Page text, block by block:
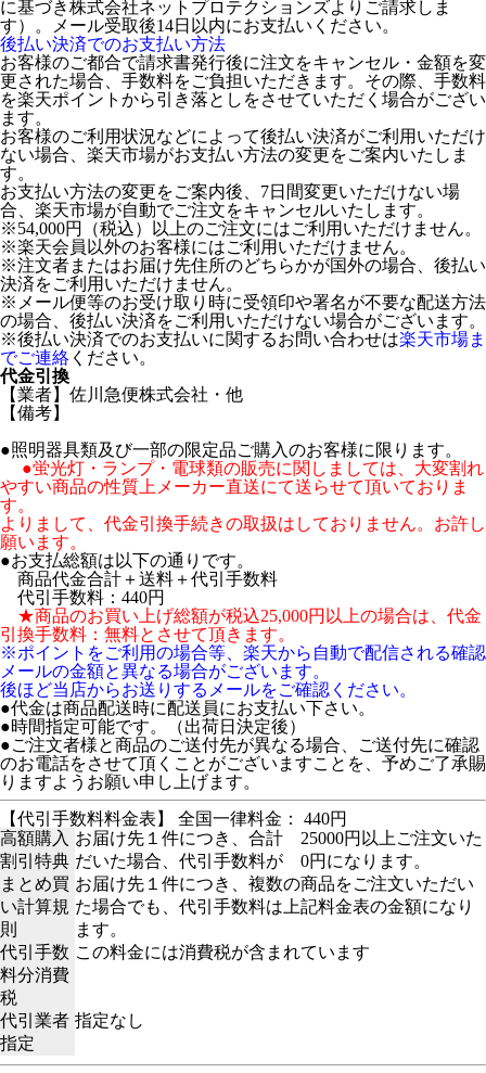
に基づき株式会社ネットプロテクションズよりご請求しま
す）。メール受取後14日以内にお支払いください。
後払い決済でのお支払い方法
お客様のご都合で請求書発行後に注文をキャンセル・金額を変
更された場合、手数料をご負担いただきます。その際、手数料
を楽天ポイントから引き落としをさせていただく場合がござい
ます。
お客様のご利用状況などによって後払い決済がご利用いただけ
ない場合、楽天市場がお支払い方法の変更をご案内いたしま
す。
お支払い方法の変更をご案内後、7日間変更いただけない場
合、楽天市場が自動でご注文をキャンセルいたします。
※54,000円（税込）以上のご注文にはご利用いただけません。
※楽天会員以外のお客様にはご利用いただけません。
※注文者またはお届け先住所のどちらかが国外の場合、後払い
決済をご利用いただけません。
※メール便等のお受け取り時に受領印や署名が不要な配送方法
の場合、後払い決済をご利用いただけない場合がございます。
※後払い決済でのお支払いに関するお問い合わせは楽天市場ま
でご連絡 ください。
代金引換
【業者】佐川急便株式会社・他
【備考】
●照明器具類及び一部の限定品ご購入のお客様に限ります。
●蛍光灯・ランプ・電球類の販売に関しましては、大変割れ
やすい商品の性質上メーカー直送にて送らせて頂いておりま
す。
よりまして、代金引換手続きの取扱はしておりません。お許し
願います。
●お支払総額は以下の通りです。
商品代金合計＋送料＋代引手数料
代引手数料：440円
★商品のお買い上げ総額が税込25,000円以上の場合は、代金
引換手数料：無料とさせて頂きます。
※ポイントをご利用の場合等、楽天から自動で配信される確認
メールの金額と異なる場合がございます。
後ほど当店からお送りするメールをご確認ください。
●代金は商品配送時に配送員にお支払い下さい。
●時間指定可能です。（出荷日決定後）
●ご注文者様と商品のご送付先が異なる場合、ご送付先に確認
のお電話をさせて頂くことがございますことを、予めご了承賜
りますようお願い申し上げます。
【代引手数料料金表】 全国一律料金： 440円
高額購入
割引特典
お届け先１件につき、合計 25000円以上ご注文いた
だいた場合、代引手数料が 0円になります。
まとめ買
い計算規
則
お届け先１件につき、複数の商品をご注文いただい
た場合でも、代引手数料は上記料金表の金額になり
ます。
代引手数
料分消費
税
この料金には消費税が含まれています
代引業者
指定
指定なし